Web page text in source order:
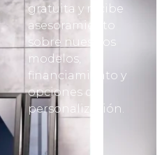
gratuita y recibe
asesoramiento
sobre nuestros
modelos,
financiamiento y
opciones de
personalización.